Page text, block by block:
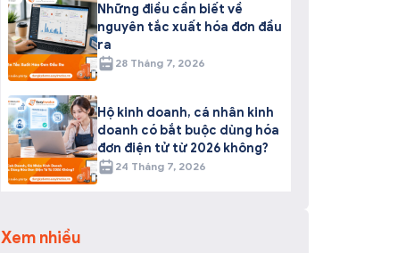
Những điều cần biết về
nguyên tắc xuất hóa đơn đầu
ra
28 Tháng 7, 2026
Hộ kinh doanh, cá nhân kinh
doanh có bắt buộc dùng hóa
đơn điện tử từ 2026 không?
24 Tháng 7, 2026
Xem nhiều